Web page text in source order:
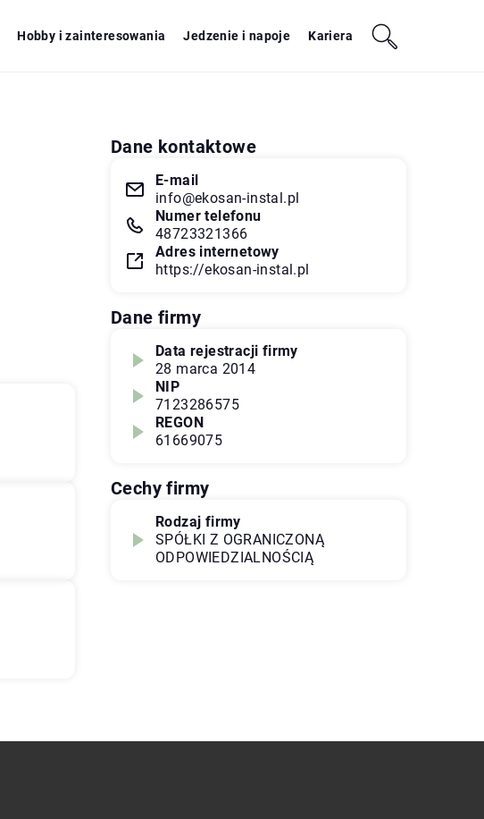
Hobby i zainteresowania Jedzenie i napoje Kariera
Dane kontaktowe
E-mail
info@ekosan-instal.pl
Numer telefonu
48723321366
Adres internetowy
https://ekosan-instal.pl
Dane firmy
Data rejestracji firmy
28 marca 2014
NIP
7123286575
REGON
61669075
Cechy firmy
Rodzaj firmy
SPÓŁKI Z OGRANICZONĄ
ODPOWIEDZIALNOŚCIĄ